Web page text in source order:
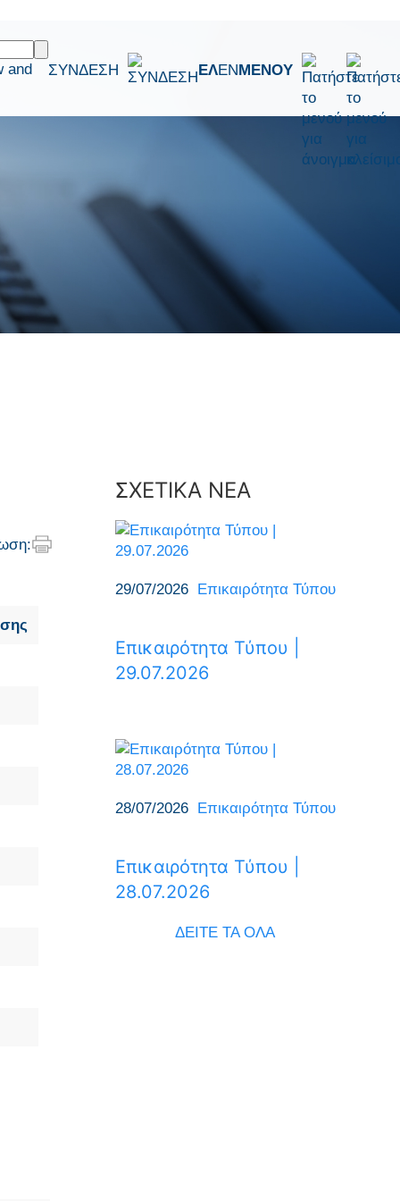
and
ΣΥΝΔΕΣΗ ΕΛEN ΜΕΝΟΥ
ΣΧΕΤΙΚΑ ΝΕΑ
29/07/2026 Επικαιρότητα Τύπου
Επικαιρότητα Τύπου |
29.07.2026
28/07/2026 Επικαιρότητα Τύπου
Επικαιρότητα Τύπου |
28.07.2026
ΔΕΙΤΕ ΤΑ ΟΛΑ